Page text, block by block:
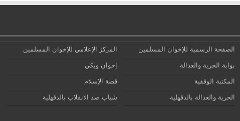
الصفحة الرسمية للإخوان المسلمين المركز الإعلامي للإخوان المسلمين
بوابة الحرية والعدالة إخوان ويكي
المكتبة الوقفية قصة الإسلام
الحرية والعدالة بالدقهلية شباب ضد الانقلاب بالدقهلية